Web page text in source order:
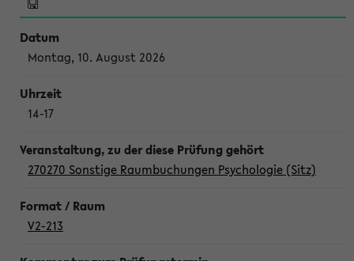
Montag, 10. August 2026
14-17
270270 Sonstige Raumbuchungen Psychologie (Sitz)
V2-213